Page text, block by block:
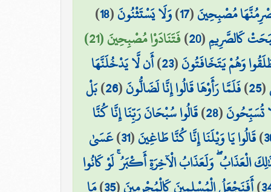
مُصْبِحِينَ(
17
)وَلَا يَسْتَثْنُونَ(
18
)
كَالصَّرِيمِ(
20
)فَتَنَادَوْا مُصْبِحِينَ (21)
وَهُمْ يَتَخَافَتُونَ(
23
)أَن لَّا يَدْخُلَنَّهَا
(
25
)فَلَمَّا رَأَوْهَا قَالُوا إِنَّا لَضَالُّونَ(
26
)بَلْ
تُسَبِّحُونَ(
28
)قَالُوا سُبْحَانَ رَبِّنَا إِنَّا كُنَّا
)قَالُوا يَا وَيْلَنَا إِنَّا كُنَّا طَاغِينَ(
31
)عَسَىٰ
الْعَذَابُ ۖ وَلَعَذَابُ الْآخِرَةِ أَكْبَرُ ۚ لَوْ كَانُوا